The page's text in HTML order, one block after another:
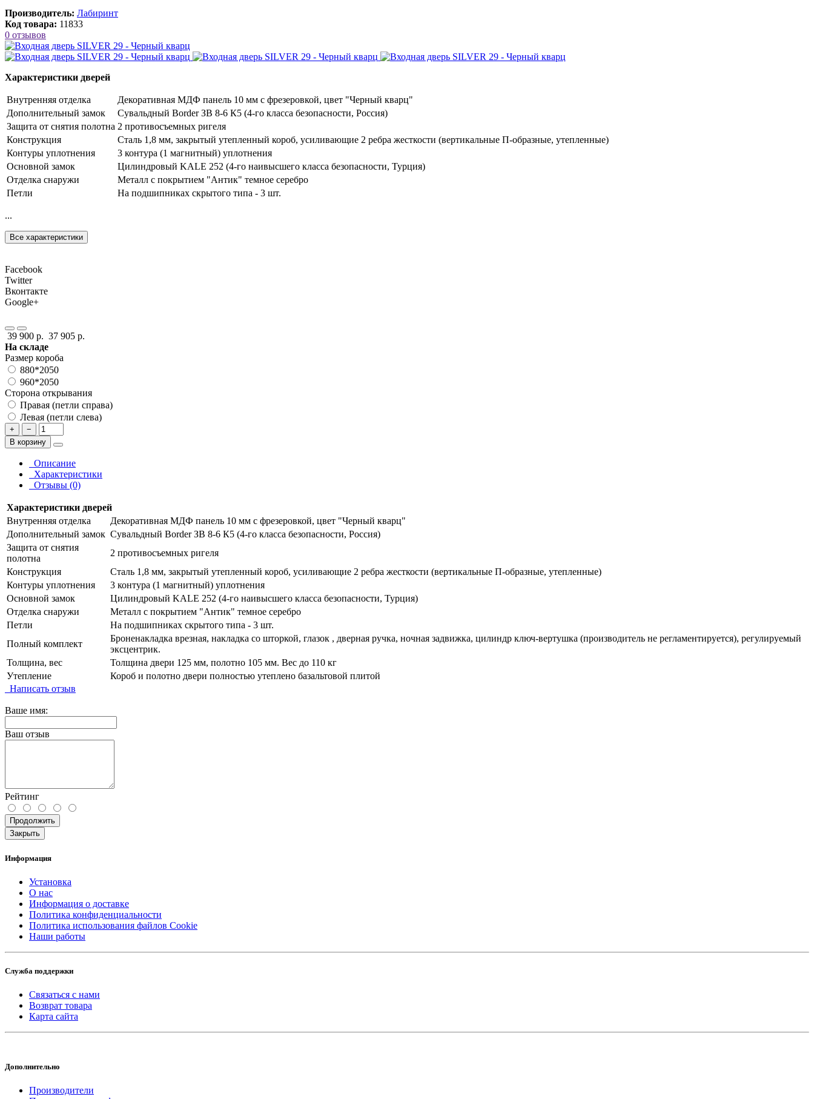
Производитель: Лабиринт
Код товара: 11833
0 отзывов
Характеристики дверей
Внутренняя отделка
Декоративная МДФ панель 10 мм с фрезеровкой, цвет "Черный кварц"
Дополнительный замок
Сувальдный Border ЗВ 8-6 К5 (4-го класса безопасности, Россия)
Защита от снятия полотна 2 противосъемных ригеля
Конструкция
Сталь 1,8 мм, закрытый утепленный короб, усиливающие 2 ребра жесткости (вертикальные П-образные, утепленные)
Контуры уплотнения
3 контура (1 магнитный) уплотнения
Основной замок
Цилиндровый KALE 252 (4-го наивысшего класса безопасности, Турция)
Отделка снаружи
Металл с покрытием "Антик" темное серебро
Петли
На подшипниках скрытого типа - 3 шт.
...
Все характеристики
Facebook
Twitter
Вконтакте
Google+
39 900 р. 37 905 р.
На складе
Размер короба
880*2050
960*2050
Сторона открывания
Правая (петли справа)
Левая (петли слева)
+
−
В корзину
Описание
Характеристики
Отзывы (0)
Характеристики дверей
Внутренняя отделка
Декоративная МДФ панель 10 мм с фрезеровкой, цвет "Черный кварц"
Дополнительный замок Сувальдный Border ЗВ 8-6 К5 (4-го класса безопасности, Россия)
Защита от снятия
полотна
2 противосъемных ригеля
Конструкция
Сталь 1,8 мм, закрытый утепленный короб, усиливающие 2 ребра жесткости (вертикальные П-образные, утепленные)
Контуры уплотнения
3 контура (1 магнитный) уплотнения
Основной замок
Цилиндровый KALE 252 (4-го наивысшего класса безопасности, Турция)
Отделка снаружи
Металл с покрытием "Антик" темное серебро
Петли
На подшипниках скрытого типа - 3 шт.
Полный комплект
Броненакладка врезная, накладка со шторкой, глазок , дверная ручка, ночная задвижка, цилиндр ключ-вертушка (производитель не регламентируется), регулируемый
эксцентрик.
Толщина, вес
Толщина двери 125 мм, полотно 105 мм. Вес до 110 кг
Утепление
Короб и полотно двери полностью утеплено базальтовой плитой
Написать отзыв
Ваше имя:
Ваш отзыв
Рейтинг
Продолжить
Закрыть
Информация
Установка
О нас
Информация о доставке
Политика конфиденциальности
Политика использования файлов Cookie
Наши работы
Служба поддержки
Связаться с нами
Возврат товара
Карта сайта
Дополнительно
Производители